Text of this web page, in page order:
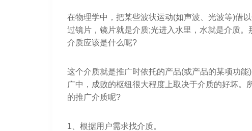
在物理学中，把某些波状运动(如声波、光波等)借
过镜片，镜片就是介质;光进入水里，水就是介质
介质应该是什么呢?
这个介质就是推广时依托的产品(或产品的某项功
广中，成败的枢纽很大程度上取决于介质的好坏
的推广介质呢?
1、根据用户需求找介质。